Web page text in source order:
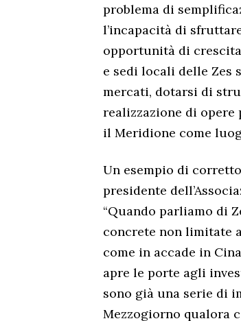
problema di
l’incapacità di
opportunità di
e sedi locali delle Zes
mercati, dotarsi di
realizzazione di
il Meridione come
Un esempio di
presidente
“Quando parliamo di
concrete non limitate
come in accade in
apre le porte agli
sono già una serie di
Mezzogiorno qualora